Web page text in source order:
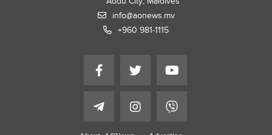
info@aonews.mv
+960 981-1115